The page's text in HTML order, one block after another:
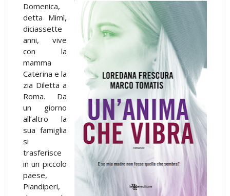
Domenica,
detta Mimì,
diciassette
anni, vive
con la
mamma
Caterina e la
zia Diletta a
Roma. Da
un giorno
all’altro la
sua famiglia
si
trasferisce
in un piccolo
paese,
Piandiperi,